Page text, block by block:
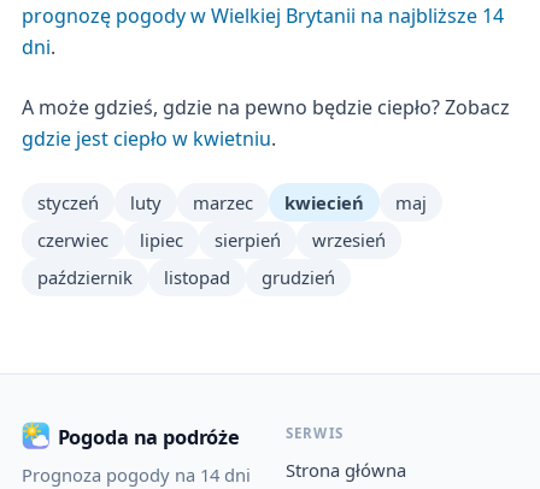
prognozę pogody w Wielkiej Brytanii na najbliższe 14
dni.
A może gdzieś, gdzie na pewno będzie ciepło? Zobacz
gdzie jest ciepło w kwietniu.
styczeń luty marzec kwiecień
maj
czerwiec
lipiec sierpień
wrzesień
październik
listopad grudzień
Pogoda na podróże
Prognoza pogody na 14 dni
SERWIS
Strona główna